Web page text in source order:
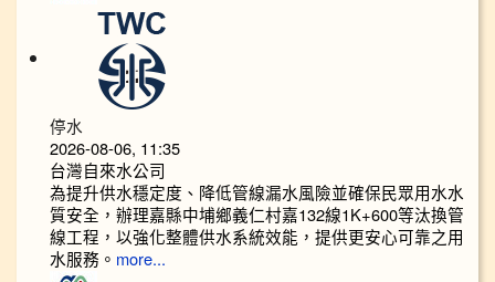
停水
2026-08-06, 11:35
台灣自來水公司
為提升供水穩定度、降低管線漏水風險並確保民眾用水水
質安全，辦理嘉縣中埔鄉義仁村嘉132線1K+600等汰換管
線工程，以強化整體供水系統效能，提供更安心可靠之用
水服務。 more...